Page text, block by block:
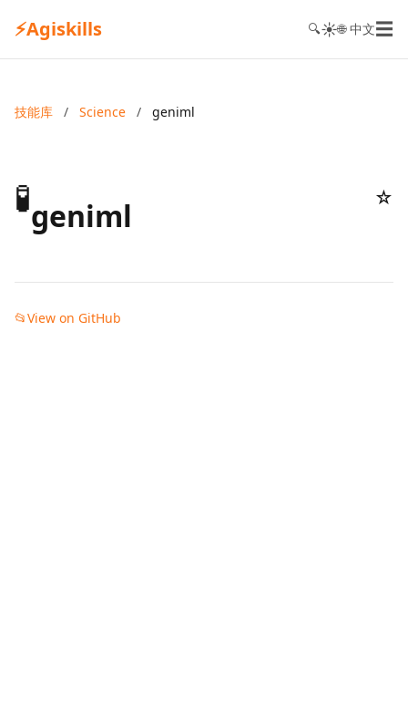
⚡Agiskills 🔍☀️🌐 中文☰
技能库 / Science / geniml
🧪geniml ☆
📂View on GitHub